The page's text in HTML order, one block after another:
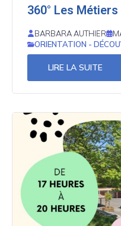
360° Les Métiers
BARBARA AUTHIER
ORIENTATION -
LIRE LA SUITE